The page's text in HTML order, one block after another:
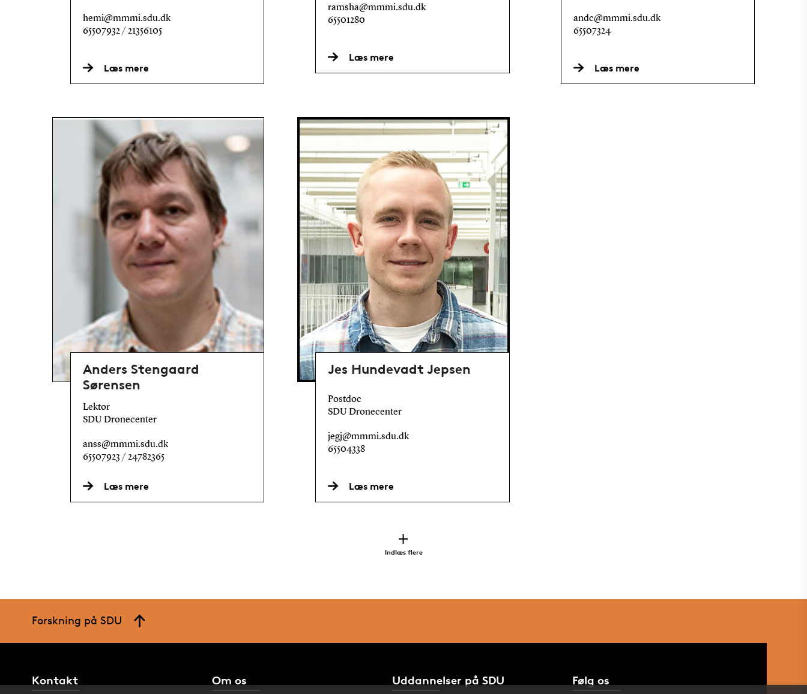
hemi@mmmi.sdu.dk
65507932 / 21356105
Læs mere
ramsha@mmmi.sdu.dk
65501280
Læs mere
andc@mmmi.sdu.dk
65507324
Læs mere
Anders Stengaard
Sørensen
Lektor
SDU Dronecenter
anss@mmmi.sdu.dk
65507923 / 24782365
Læs mere
Jes Hundevadt Jepsen
Postdoc
SDU Dronecenter
jegj@mmmi.sdu.dk
65504338
Læs mere
Indlæs flere
Forskning på SDU
Kontakt Om os Uddannelser på SDU Følg os